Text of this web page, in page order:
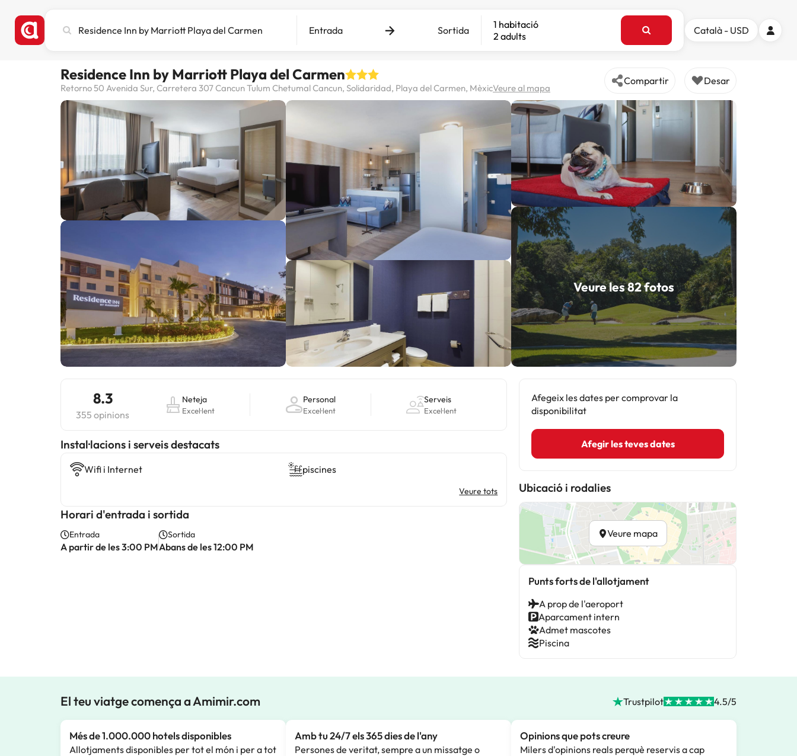
ciutat,
destinació
Entrada Sortida
1 habitació
2 adults
Català - USD
Residence Inn by Marriott Playa del Carmen
Retorno 50 Avenida Sur, Carretera 307 Cancun Tulum Chetumal Cancun, Solidaridad, Playa del Carmen, MèxicVeure al mapa
Compartir Desar
Veure les 82 fotos
8.3
355 opinions
Neteja
Excel·lent
Personal
Excel·lent
Serveis
Excel·lent
Instal·lacions i serveis destacats
Wifi i Internet piscines
Veure tots
Horari d'entrada i sortida
Entrada
A partir de les 3:00 PM
Sortida
Abans de les 12:00 PM
Afegeix les dates per comprovar la
disponibilitat
Afegir les teves dates
Ubicació i rodalies
Veure mapa
Punts forts de l'allotjament
A prop de l'aeroport
Aparcament intern
Admet mascotes
Piscina
El teu viatge comença a Amimir.com Trustpilot 4.5/5
Més de 1.000.000 hotels disponibles
Allotjaments disponibles per tot el món i per a tot
Amb tu 24/7 els 365 dies de l'any
Persones de veritat, sempre a un missatge o
Opinions que pots creure
Milers d'opinions reals perquè reservis a cap